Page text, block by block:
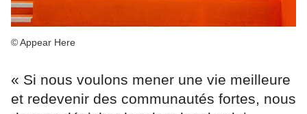
© Appear Here
« Si nous voulons mener une vie meilleure
et redevenir des communautés fortes, nous